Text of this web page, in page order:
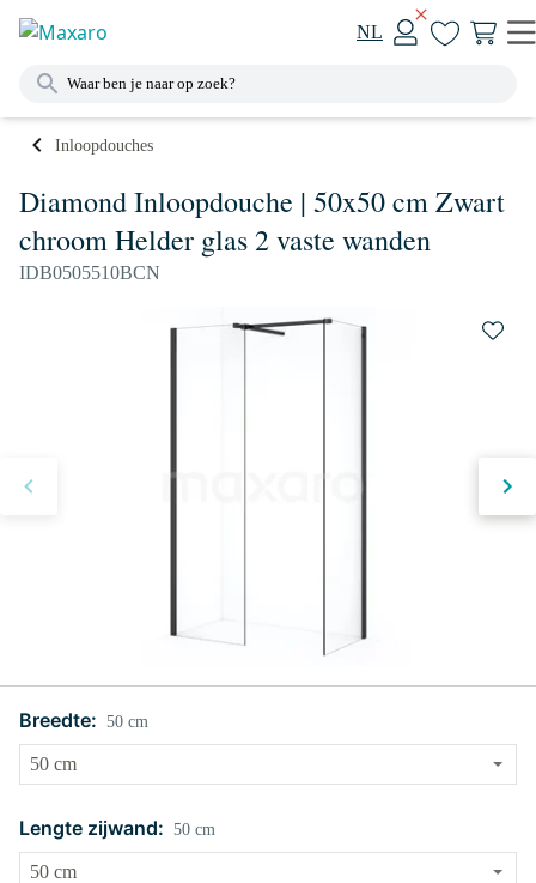
NL
Inloopdouches
Diamond Inloopdouche | 50x50 cm Zwart
chroom Helder glas 2 vaste wanden
IDB0505510BCN
Breedte: 50 cm
Lengte zijwand: 50 cm